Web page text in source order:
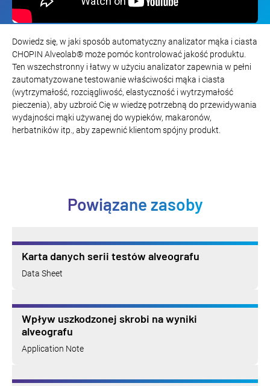
Dowiedz się, w jaki sposób automatyczny analizator mąka i ciasta
CHOPIN Alveolab® może pomóc kontrolować jakość produktu.
Ten wszechstronny i łatwy w użyciu analizator zapewnia w pełni
zautomatyzowane testowanie właściwości mąka i ciasta
(wytrzymałość, rozciągliwość, elastyczność i wytrzymałość
pieczenia), aby uzbroić Cię w wiedzę potrzebną do przewidywania
wydajności mąki używanej do wypieków, makaronów,
herbatników itp., aby zapewnić klientom spójny produkt.
Powiązane zasoby
Karta danych serii testów alveografu
Data Sheet
Wpływ uszkodzonej skrobi na wyniki
alveografu
Application Note